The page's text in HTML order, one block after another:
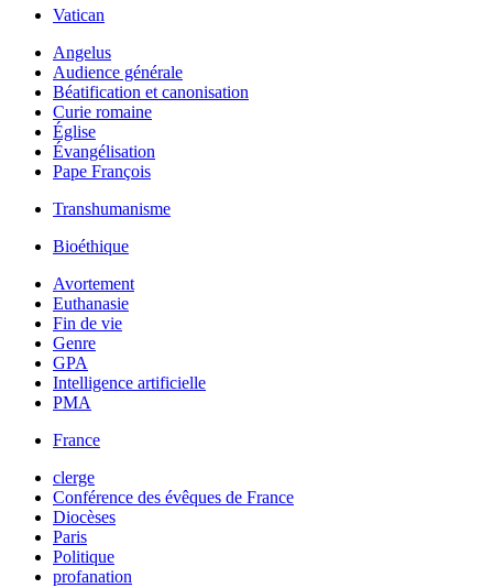
Vatican
Angelus
Audience générale
Béatification et canonisation
Curie romaine
Église
Évangélisation
Pape François
Transhumanisme
Bioéthique
Avortement
Euthanasie
Fin de vie
Genre
GPA
Intelligence artificielle
PMA
France
clerge
Conférence des évêques de France
Diocèses
Paris
Politique
profanation